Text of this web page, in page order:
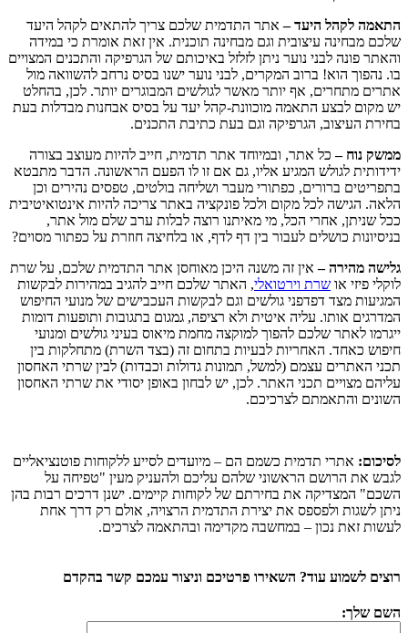
התאמה לקהל היעד –אתר התדמית שלכם צריך להתאים לקהל היעד
שלכם מבחינה עיצובית וגם מבחינה תוכנית. אין זאת אומרת כי במידה
והאתר פונה לבני נוער ניתן לזלזל באיכותם של הגרפיקה והתכנים המצויים
בו. נהפוך הוא! ברוב המקרים, לבני נוער ישנו בסיס נרחב להשוואה מול
אתרים מתחרים, אף יותר מאשר לגולשים המבוגרים יותר. לכן, בהחלט
יש מקום לבצע התאמה מוכוונת-קהל יעד על בסיס אבחנות מבדלות בעת
בחירת העיצוב, הגרפיקה וגם בעת כתיבת התכנים.
ממשק נוח –כל אתר, ובמיוחד אתר תדמית, חייב להיות מעוצב בצורה
ידידותית לגולש המגיע אליו, גם אם זו לו הפעם הראשונה. הדבר מתבטא
בתפריטים ברורים, כפתורי מעבר ושליחה בולטים, טפסים נהירים וכן
הלאה. הגישה לכל מקום ולכל פונקציה באתר צריכה להיות אינטואיטיבית
ככל שניתן, אחרי הכל, מי מאיתנו רוצה לבלות ערב שלם מול אתר,
בניסיונות כושלים לעבור בין דף לדף, או בלחיצה חוזרת על כפתור מסוים?
גלישה מהירה –אין זה משנה היכן מאוחסן אתר התדמית שלכם, על שרת
לוקלי פיזי או שרת וירטואלי, האתר שלכם חייב להגיב במהירות לבקשות
המגיעות מצד דפדפני גולשים וגם לבקשות העכבישים של מנועי החיפוש
המדרגים אותו. עליה איטית ולא רציפה, גמגום בתגובות ותופעות דומות
ייגרמו לאתר שלכם להפוך למוקצה מחמת מיאוס בעיני גולשים ומנועי
חיפוש כאחד. האחריות לבעיות בתחום זה (בצד השרת) מתחלקות בין
תכני האתרים עצמם (למשל, תמונות גדולות וכבדות) לבין שרתי האחסון
עליהם מצויים תכני האתר. לכן, יש לבחון באופן יסודי את שרתי האחסון
השונים והתאמתם לצרכיכם.
לסיכום: אתרי תדמית כשמם הם – מיועדים לסייע ללקוחות פוטנציאליים
לגבש את הרושם הראשוני שלהם עליכם ולהעניק מעין "טפיחה על
השכם" המצדיקה את בחירתם של לקוחות קיימים. ישנן דרכים רבות בהן
ניתן לשגות ולפספס את יצירת התדמית הרצויה, אולם רק דרך אחת
לעשות זאת נכון – במחשבה מקדימה ובהתאמה לצרכים.
רוצים לשמוע עוד? השאירו פרטיכם וניצור עמכם קשר בהקדם
השם שלך: